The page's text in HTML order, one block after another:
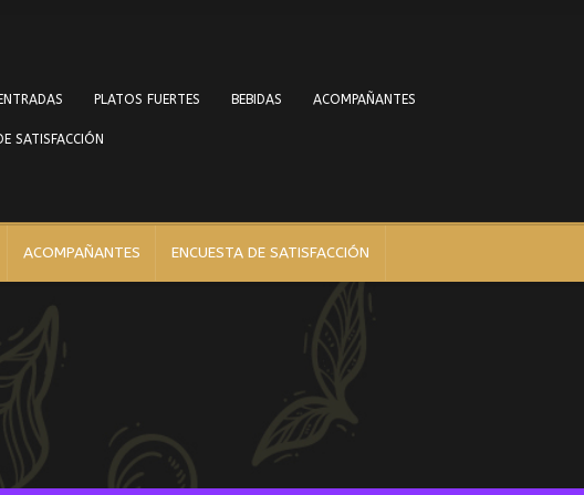
PLATOS FUERTES BEBIDAS ACOMPAÑANTES
SATISFACCIÓN
ACOMPAÑANTES ENCUESTA DE SATISFACCIÓN